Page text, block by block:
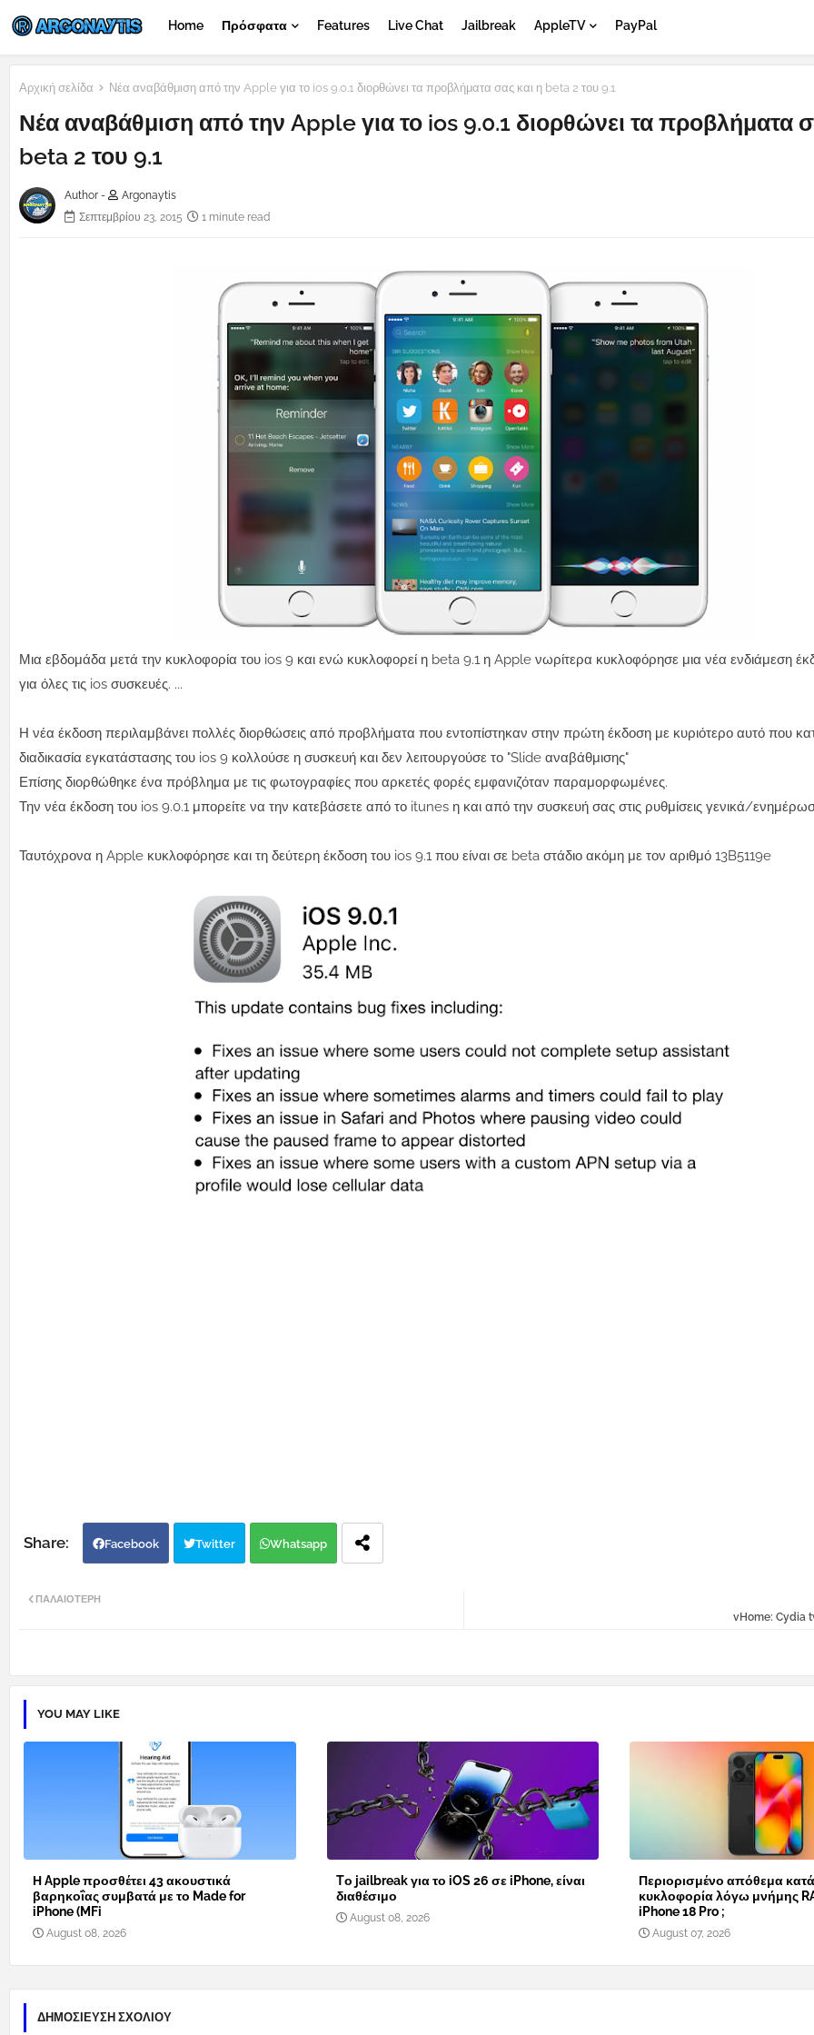
Home Πρόσφατα Features Live Chat Jailbreak AppleTV PayPal
Αρχική σελίδα Νέα αναβάθμιση από την Apple για το ios 9.0.1 διορθώνει τα προβλήματα σας και η beta 2 του 9.1
Νέα αναβάθμιση από την Apple για το ios 9.0.1 διορθώνει τα προβλήματα
beta 2 του 9.1
Author -
Argonaytis
Σεπτεμβρίου 23, 2015
1 minute read
Μια εβδομάδα μετά την κυκλοφορία του ios 9 και ενώ κυκλοφορεί η beta 9.1 η Apple νωρίτερα κυκλοφόρησε μια νέα ενδιάμεση
για όλες τις ios συσκευές. ...
Η νέα έκδοση περιλαμβάνει πολλές διορθώσεις από προβλήματα που εντοπίστηκαν στην πρώτη έκδοση με κυριότερο αυτό που
διαδικασία εγκατάστασης του ios 9 κολλούσε η συσκευή και δεν λειτουργούσε το "Slide αναβάθμισης"
Επίσης διορθώθηκε ένα πρόβλημα με τις φωτογραφίες που αρκετές φορές εμφανιζόταν παραμορφωμένες.
Την νέα έκδοση του ios 9.0.1 μπορείτε να την κατεβάσετε από το itunes η και από την συσκευή σας στις ρυθμίσεις γενικά/
Ταυτόχρονα η Apple κυκλοφόρησε και τη δεύτερη έκδοση του ios 9.1 που είναι σε beta στάδιο ακόμη με τον αριθμό 13B5119e
Facebook Twitter Whatsapp
vHome: Cydia
ΠΑΛΑΙΌΤΕΡΗ
YOU MAY LIKE
Η Apple προσθέτει 43 ακουστικά
βαρηκοΐας συμβατά με το Made for
iPhone (MFi
August 08, 2026
Tο jailbreak για το iOS 26 σε iPhone, είναι
διαθέσιμο
August 08, 2026
Περιορισμένο απόθεμα
κυκλοφορία λόγω μνήμης
iPhone 18 Pro ;
August 07, 2026
ΔΗΜΟΣΊΕΥΣΗ ΣΧΟΛΊΟΥ